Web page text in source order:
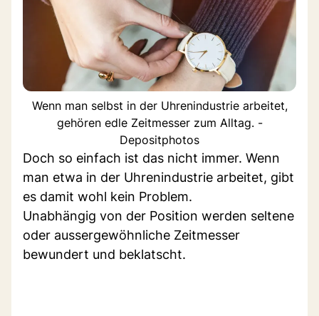
Wenn man selbst in der Uhrenindustrie arbeitet,
gehören edle Zeitmesser zum Alltag. -
Depositphotos
Doch so einfach ist das nicht immer. Wenn
man etwa in der Uhrenindustrie arbeitet, gibt
es damit wohl kein Problem.
Unabhängig von der Position werden seltene
oder aussergewöhnliche Zeitmesser
bewundert und beklatscht.